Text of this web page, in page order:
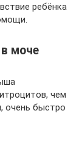
ребёнка
моче
чем
очень быстро